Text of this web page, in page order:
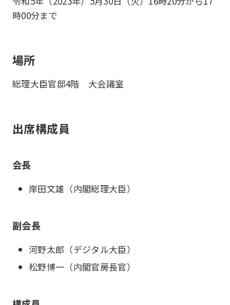
時00分まで
場所
総理大臣官邸4階 大会議室
出席構成員
会長
岸田文雄（内閣総理大臣）
副会長
河野太郎（デジタル大臣）
松野博一（内閣官房長官）